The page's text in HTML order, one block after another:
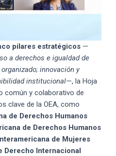
pilares estratégicos —
a derechos e igualdad de
innovación y
institucional—, la Hoja
común y colaborativo de
clave de la OEA, como
de Derechos Humanos
de Derechos Humanos
de Mujeres
Derecho Internacional